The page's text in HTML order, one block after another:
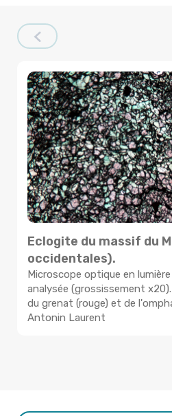
Eclogite du massif du
occidentales).
Microscope optique en
analysée (grossissement
du grenat (rouge) et de
Antonin Laurent